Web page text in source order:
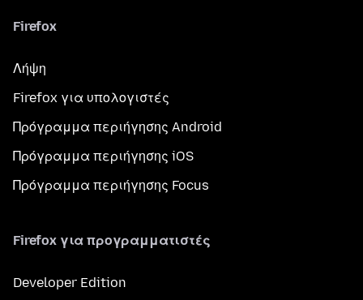
Firefox
Λήψη
Firefox για υπολογιστές
Πρόγραμμα περιήγησης Android
Πρόγραμμα περιήγησης iOS
Πρόγραμμα περιήγησης Focus
Firefox για προγραμματιστές
Developer Edition